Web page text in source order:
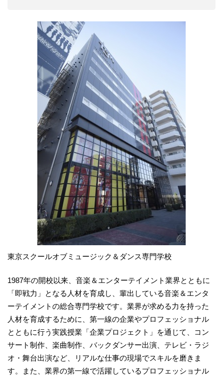
東京スクールオブミュージック＆ダンス専門学校
1987年の開校以来、音楽＆エンターテイメント業界とともに
「即戦力」となる人材を育成し、輩出している音楽＆エンタ
ーテイメントの総合専門学校です。業界が求める力を持った
人材を育成するために、第一線の企業やプロフェッショナル
とともに行う実践授業「企業プロジェクト」を通じて、コン
サート制作、楽曲制作、バックダンサー出演、テレビ・ラジ
オ・舞台出演など、リアルな仕事の現場でスキルを磨きま
す。また、業界の第一線で活躍しているプロフェッショナル